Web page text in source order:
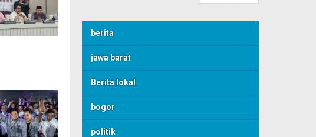
berita
jawa barat
Berita lokal
bogor
politik